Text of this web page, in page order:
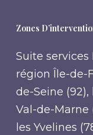
Zones
Suite
région Île-de-
de-Seine
Val-de-Marne
les Yvelines